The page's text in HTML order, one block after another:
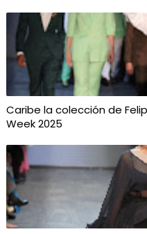
Caribe la colección de
Week 2025